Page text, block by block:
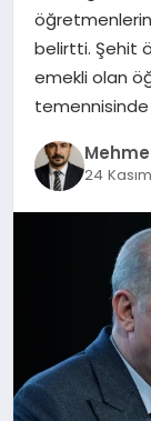
DÜNYA
öğretmenlerin
belirtti. Şehit
emekli olan
temennisinde
24